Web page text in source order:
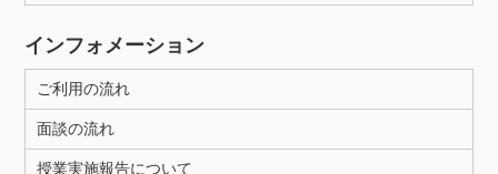
インフォメーション
ご利用の流れ
面談の流れ
授業実施報告について